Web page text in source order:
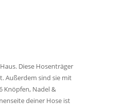
Diese Hosenträger
Außerdem sind sie mit
Knöpfen, Nadel &
deiner Hose ist